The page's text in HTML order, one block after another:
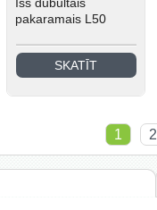
pakaramais L50
SKATĪT
1 2